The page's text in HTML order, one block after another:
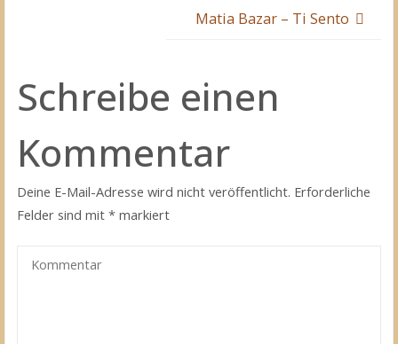
Matia Bazar – Ti Sento
Schreibe einen
Kommentar
Deine E-Mail-Adresse wird nicht veröffentlicht. Erforderliche
Felder sind mit* markiert